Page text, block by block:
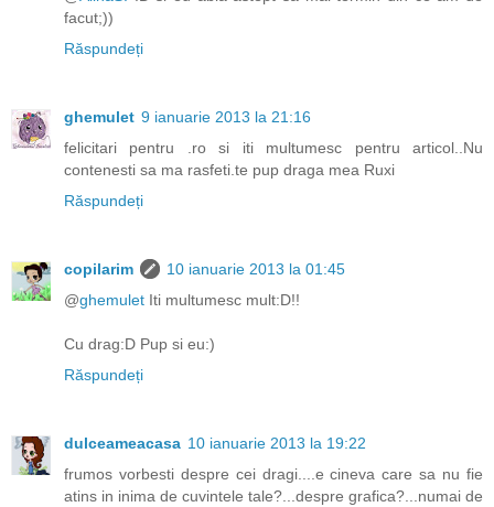
facut;))
Răspundeți
ghemulet 9 ianuarie 2013 la 21:16
felicitari pentru .ro si iti multumesc pentru articol..Nu
contenesti sa ma rasfeti.te pup draga mea Ruxi
Răspundeți
copilarim
10 ianuarie 2013 la 01:45
@ghemulet Iti multumesc mult:D!!
Cu drag:D Pup si eu:)
Răspundeți
dulceameacasa 10 ianuarie 2013 la 19:22
frumos vorbesti despre cei dragi....e cineva care sa nu fie
atins in inima de cuvintele tale?...despre grafica?...numai de